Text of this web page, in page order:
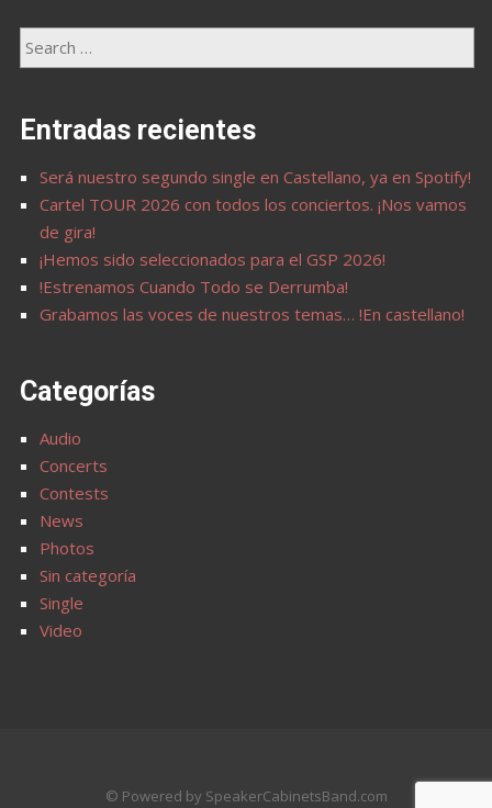
Entradas recientes
Será nuestro segundo single en Castellano, ya en Spotify!
Cartel TOUR 2026 con todos los conciertos. ¡Nos vamos
de gira!
¡Hemos sido seleccionados para el GSP 2026!
!Estrenamos Cuando Todo se Derrumba!
Grabamos las voces de nuestros temas… !En castellano!
Categorías
Audio
Concerts
Contests
News
Photos
Sin categoría
Single
Video
© Powered by SpeakerCabinetsBand.com